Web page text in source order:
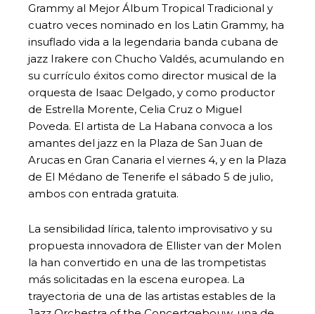
Grammy al Mejor Álbum Tropical Tradicional y
cuatro veces nominado en los Latin Grammy, ha
insuflado vida a la legendaria banda cubana de
jazz Irakere con Chucho Valdés, acumulando en
su currículo éxitos como director musical de la
orquesta de Isaac Delgado, y como productor
de Estrella Morente, Celia Cruz o Miguel
Poveda. El artista de La Habana convoca a los
amantes del jazz en la Plaza de San Juan de
Arucas en Gran Canaria el viernes 4, y en la Plaza
de El Médano de Tenerife el sábado 5 de julio,
ambos con entrada gratuita.
La sensibilidad lírica, talento improvisativo y su
propuesta innovadora de Ellister van der Molen
la han convertido en una de las trompetistas
más solicitadas en la escena europea. La
trayectoria de una de las artistas estables de la